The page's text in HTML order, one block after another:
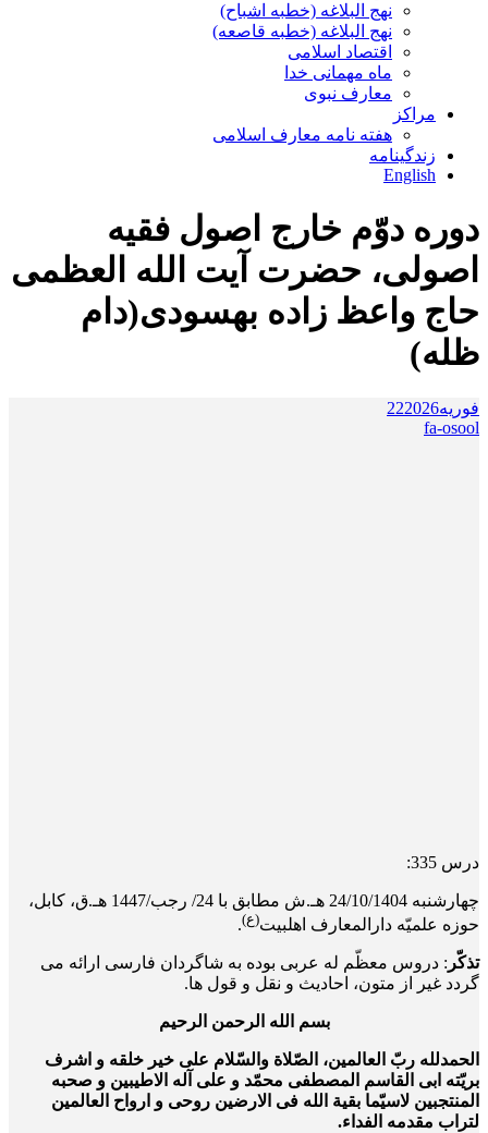
نهج البلاغه (خطبه اشباح)
نهج البلاغه (خطبه قاصعه)
اقتصاد اسلامی
ماه مهمانی خدا
معارف نبوی
مراکز
هفته نامه معارف اسلامی
زندگینامه
English
دوره دوّم خارج اصول فقیه
اصولی، حضرت آیت الله العظمی
حاج واعظ زاده بهسودی(دام
ظله)
فوریه 222026
fa-osool
درس 335:
چهار‌شنبه 24/10/1404 هـ.ش مطابق با 24/ رجب/1447 هـ.ق، کابل،
حوزه علمیّه دارالمعارف اهلبیت(ع).
تذکّر : دروس معظّم له عربی بوده به شاگردان فارسی ارائه می
گردد غیر از متون، احادیث و نقل و قول ها.
بسم الله الرحمن الرحیم
الحمدلله ربّ العالمین، الصّلاة والسّلام علی خیر خلقه و اشرف
بریّته ابی القاسم المصطفی محمّد و علی آله الاطیبین و صحبه
المنتجبین لاسیّما بقیة الله فی الارضین روحی و ارواح العالمین
لتراب مقدمه الفداء.